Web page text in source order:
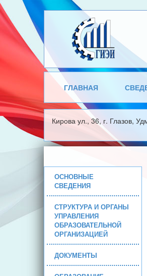
ГЛАВНАЯ
Кирова ул., 36, г. Глазов,
ОСНОВНЫЕ
СВЕДЕНИЯ
СТРУКТУРА И ОРГАНЫ
УПРАВЛЕНИЯ
ОБРАЗОВАТЕЛЬНОЙ
ОРГАНИЗАЦИЕЙ
ДОКУМЕНТЫ